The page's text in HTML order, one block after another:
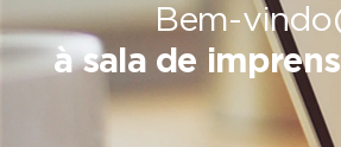
Bem-
à sala de